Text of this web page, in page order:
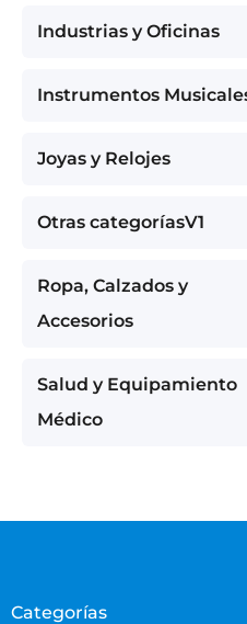
Industrias y Oficinas
Instrumentos
Joyas y Relojes
Otras categoríasV1
Ropa, Calzados y
Accesorios
Salud y Equipamiento
Médico
Categorías